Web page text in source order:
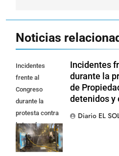
Noticias
Incidentes
frente al
Congreso
durante la
protesta contra
la Ley de
Propiedad
Privada: hubo
Incidentes
durante la
de
detenidos y
Diario EL